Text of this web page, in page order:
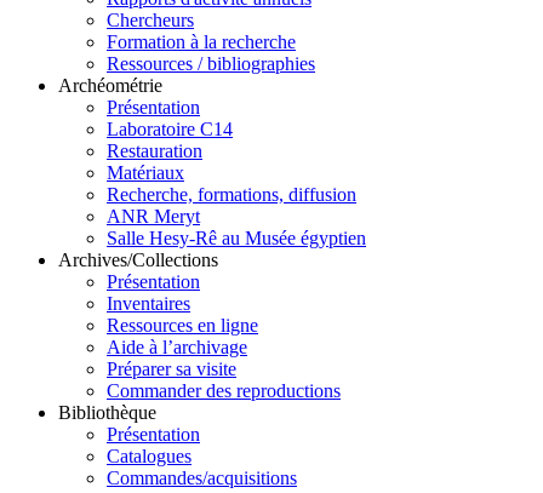
Chercheurs
Formation à la recherche
Ressources / bibliographies
Archéométrie
Présentation
Laboratoire C14
Restauration
Matériaux
Recherche, formations, diffusion
ANR Meryt
Salle Hesy-Rê au Musée égyptien
Archives/Collections
Présentation
Inventaires
Ressources en ligne
Aide à l’archivage
Préparer sa visite
Commander des reproductions
Bibliothèque
Présentation
Catalogues
Commandes/acquisitions